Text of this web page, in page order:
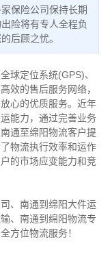
保险公司保持长期
险将有专人全程负
后顾之忧。
球定位系统(GPS)、
效的售后服务网络，
心的优质服务。近年
能力，通过完善业务
通至绵阳物流客户提
物流执行效率和运作
的市场应变能力和竞
、南通到绵阳大件运
、南通到绵阳物流专
方位物流服务！